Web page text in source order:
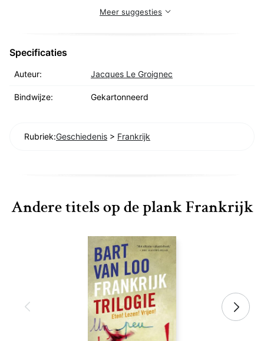
Meer suggesties
Specificaties
Auteur: Jacques Le Groignec
Bindwijze: Gekartonneerd
Rubriek:Geschiedenis > Frankrijk
Andere titels op de plank Frankrijk